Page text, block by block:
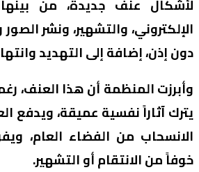
لأشكال عنف جديدة، من بينها
الإلكتروني، والتشهير، ونشر
دون إذن، إضافة إلى التهديد
وأبرزت المنظمة أن هذا العنف،
يترك آثاراً نفسية عميقة، ويدفع
الانسحاب من الفضاء العام،
خوفاً من الانتقام أو التشهير.